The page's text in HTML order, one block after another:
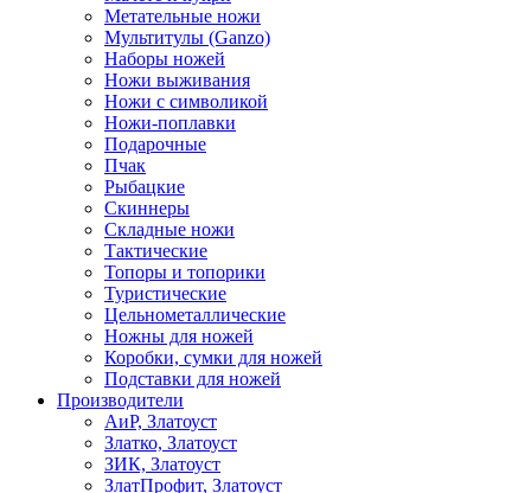
Метательные ножи
Мультитулы (Ganzo)
Наборы ножей
Ножи выживания
Ножи с символикой
Ножи-поплавки
Подарочные
Пчак
Рыбацкие
Скиннеры
Складные ножи
Тактические
Топоры и топорики
Туристические
Цельнометаллические
Ножны для ножей
Коробки, сумки для ножей
Подставки для ножей
Производители
АиР, Златоуст
Златко, Златоуст
ЗИК, Златоуст
ЗлатПрофит, Златоуст